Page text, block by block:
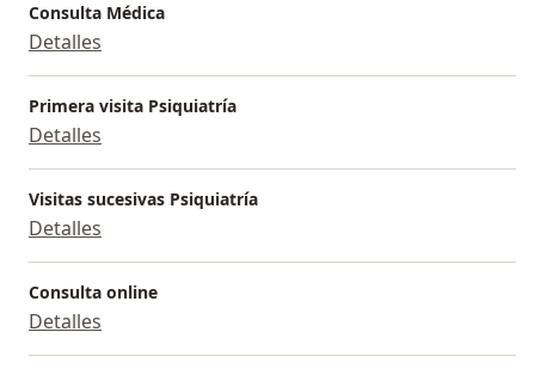
Consulta Médica
Detalles
Primera visita Psiquiatría
Detalles
Visitas sucesivas Psiquiatría
Detalles
Consulta online
Detalles